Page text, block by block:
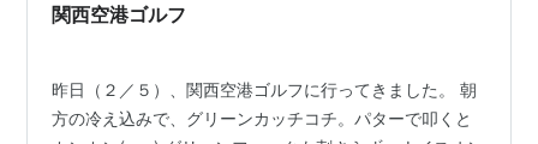
関西空港ゴルフ
昨日（２／５）、関西空港ゴルフに行ってきました。 朝
方の冷え込みで、グリーンカッチコチ。パターで叩くと